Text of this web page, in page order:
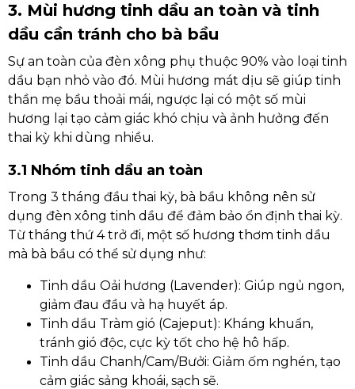
3. Mùi hương tinh dầu an toàn và tinh
dầu cần tránh cho bà bầu
Sự an toàn của đèn xông phụ thuộc 90% vào loại tinh
dầu bạn nhỏ vào đó. Mùi hương mát dịu sẽ giúp tinh
thần mẹ bầu thoải mái, ngược lại có một số mùi
hương lại tạo cảm giác khó chịu và ảnh hưởng đến
thai kỳ khi dùng nhiều.
3.1 Nhóm tinh dầu an toàn
Trong 3 tháng đầu thai kỳ, bà bầu không nên sử
dụng đèn xông tinh dầu để đảm bảo ổn định thai kỳ.
Từ tháng thứ 4 trở đi, một số hương thơm tinh dầu
mà bà bầu có thể sử dụng như:
Tinh dầu Oải hương (Lavender): Giúp ngủ ngon,
giảm đau đầu và hạ huyết áp.
Tinh dầu Tràm gió (Cajeput): Kháng khuẩn,
tránh gió độc, cực kỳ tốt cho hệ hô hấp.
Tinh dầu Chanh/Cam/Bưởi: Giảm ốm nghén, tạo
cảm giác sảng khoái, sạch sẽ.